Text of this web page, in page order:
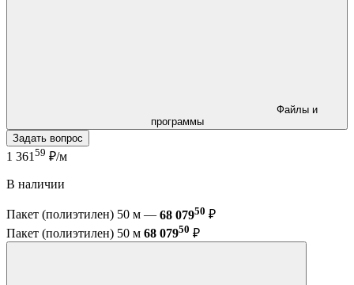
программы
Задать вопрос
1 361 59 ₽/м
В наличии
Пакет (полиэтилен) 50 м — 68 07950 ₽
Пакет (полиэтилен) 50 м 68 07950 ₽